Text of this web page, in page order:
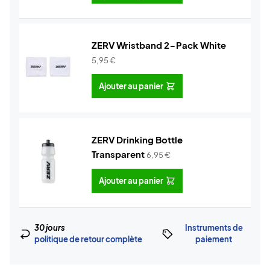
ZERV Wristband 2-Pack White
5,95€
Ajouter au panier
ZERV Drinking Bottle
Transparent6,95€
Ajouter au panier
30 jours
politique de retour complète
Instruments de
paiement